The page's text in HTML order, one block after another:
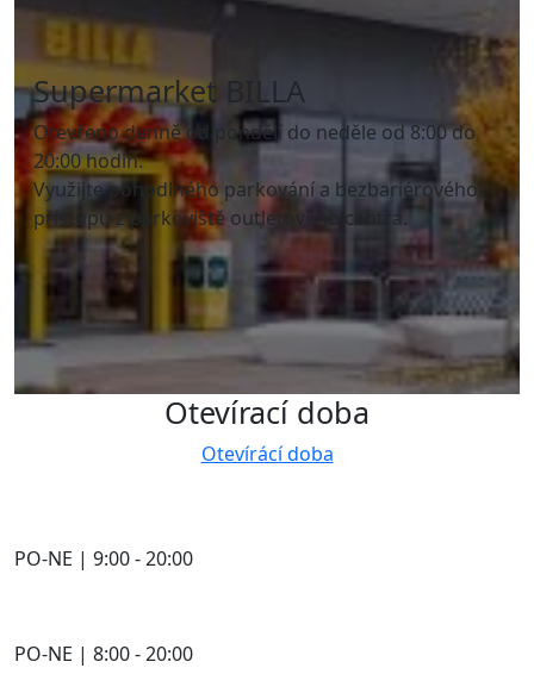
Supermarket BILLA
Otevřeno denně od pondělí do neděle od 8:00 do
20:00 hodin.
Využijte pohodlného parkování a bezbariérového
přístupu z parkoviště outletového centra.
Otevírací doba
Otevírácí doba
PO-NE | 9:00 - 20:00
PO-NE | 8:00 - 20:00